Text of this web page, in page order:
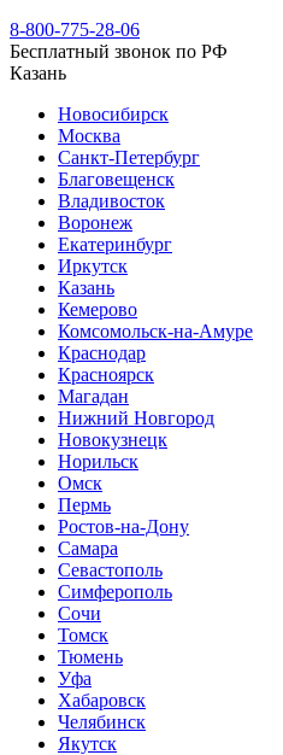
8-800-775-28-06
Бесплатный звонок по РФ
Казань
Новосибирск
Москва
Санкт-Петербург
Благовещенск
Владивосток
Воронеж
Екатеринбург
Иркутск
Казань
Кемерово
Комсомольск-на-Амуре
Краснодар
Красноярск
Магадан
Нижний Новгород
Новокузнецк
Норильск
Омск
Пермь
Ростов-на-Дону
Самара
Севастополь
Симферополь
Сочи
Томск
Тюмень
Уфа
Хабаровск
Челябинск
Якутск